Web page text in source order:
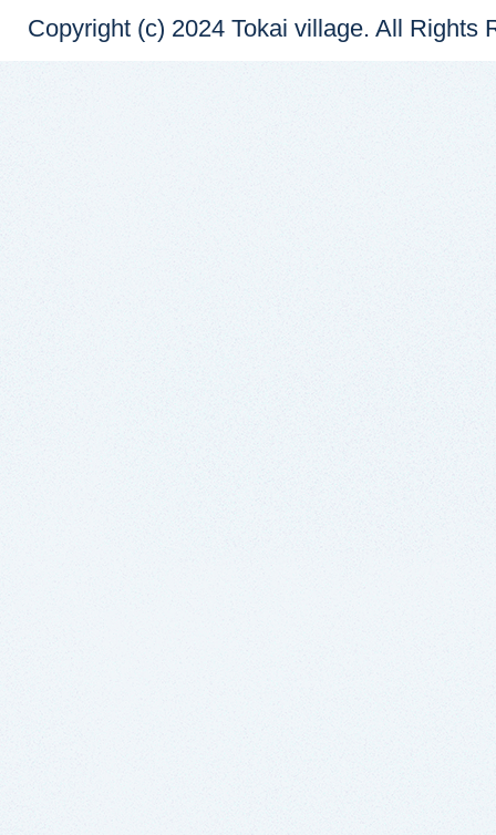
Copyright (c) 2024 Tokai village. All Rights